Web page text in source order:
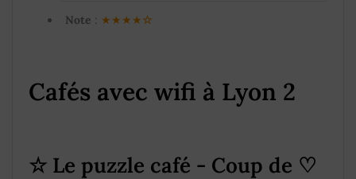
Note : ★★★★☆
Cafés avec wifi à Lyon 2
☆ Le puzzle café - Coup de ♡